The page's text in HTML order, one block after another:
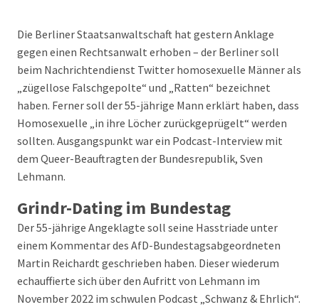
Die Berliner Staatsanwaltschaft hat gestern Anklage
gegen einen Rechtsanwalt erhoben – der Berliner soll
beim Nachrichtendienst Twitter homosexuelle Männer als
„zügellose Falschgepolte“ und „Ratten“ bezeichnet
haben. Ferner soll der 55-jährige Mann erklärt haben, dass
Homosexuelle „in ihre Löcher zurückgeprügelt“ werden
sollten. Ausgangspunkt war ein Podcast-Interview mit
dem Queer-Beauftragten der Bundesrepublik, Sven
Lehmann.
Grindr-Dating im Bundestag
Der 55-jährige Angeklagte soll seine Hasstriade unter
einem Kommentar des AfD-Bundestagsabgeordneten
Martin Reichardt geschrieben haben. Dieser wiederum
echauffierte sich über den Aufritt von Lehmann im
November 2022 im schwulen Podcast „Schwanz & Ehrlich“.